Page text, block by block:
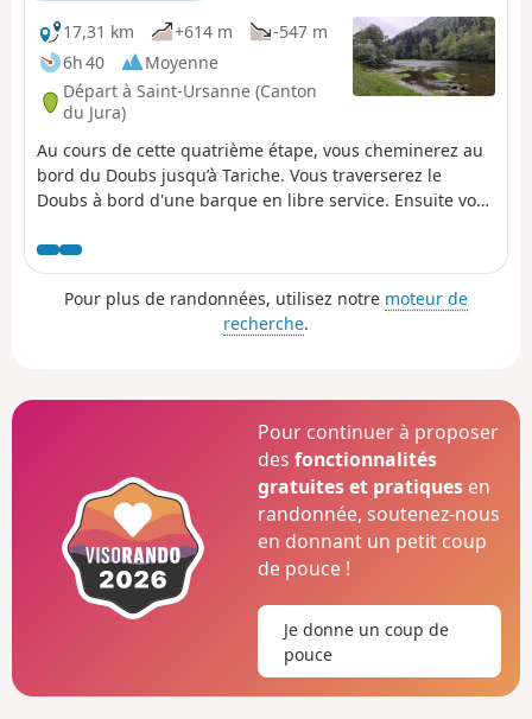
17,31 km
+614 m
-547 m
6h 40
Moyenne
Départ à Saint-Ursanne (Canton
du Jura)
Au cours de cette quatrième étape, vous cheminerez au
bord du Doubs jusqu’à Tariche. Vous traverserez le
Doubs à bord d'une barque en libre service. Ensuite vous
Doubs. Vous emprunterez la très agréable Combe du Bé
pour arriver à Glovelier.
Pour plus de randonnées, utilisez notre moteur de
recherche.
Pour continuer à proposer
desfonctionnalités
gratuites et pratiques en
randonnée, soutenez-nous
en donnant un petit coup
de pouce !
Je donne un coup de
pouce